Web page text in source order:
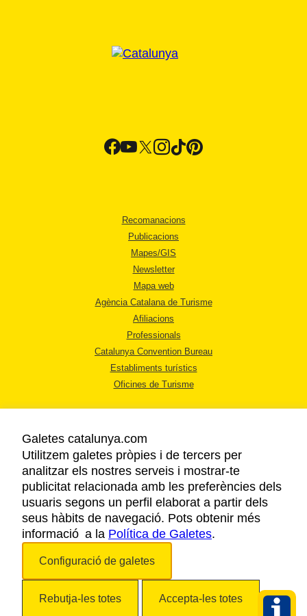
Recomanacions
Publicacions
Mapes/GIS
Newsletter
Mapa web
Agència Catalana de Turisme
Afiliacions
Professionals
Catalunya Convention Bureau
Establiments turístics
Oficines de Turisme
AVÍS LEGAL
POLÍTICA DE PRIVACITAT
COOKIES
ACCESSIBILITAT
Galetes catalunya.com
Utilitzem galetes pròpies i de tercers per
analitzar els nostres serveis i mostrar-te
publicitat relacionada amb les preferències dels
usuaris segons un perfil elaborat a partir dels
seus hàbits de navegació. Pots obtenir més
informació a la Política de Galetes.
Configuració de galetes
Rebutja-les totes Accepta-les totes